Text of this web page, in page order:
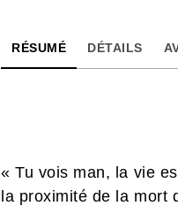
RÉSUMÉ DÉTAILS
« Tu vois man, la vie
la proximité de la mort